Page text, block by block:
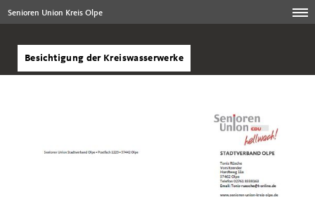
Senioren Union Kreis Olpe
Besichtigung der Kreiswasserwerke